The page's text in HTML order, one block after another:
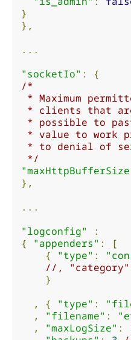
}
},
...
"socketIo" :
{
/*
* Maximum
* clients that
* possible to
* value to work
* to denial of
*/
},
...
"logconfig"
:
{
"appenders" :
[
{
"type" :
//,
}
,
{ "type" :
,
"filename" :
,
"maxLogSize" :